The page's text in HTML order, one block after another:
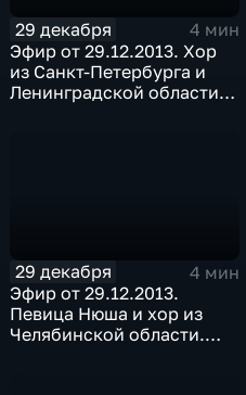
29 декабря
4 мин
Эфир от 29.12.2013. Хор
из Санкт-Петербурга и
Ленинградской области.
29 декабря
4 мин
Эфир от 29.12.2013.
Певица Нюша и хор из
Челябинской области.